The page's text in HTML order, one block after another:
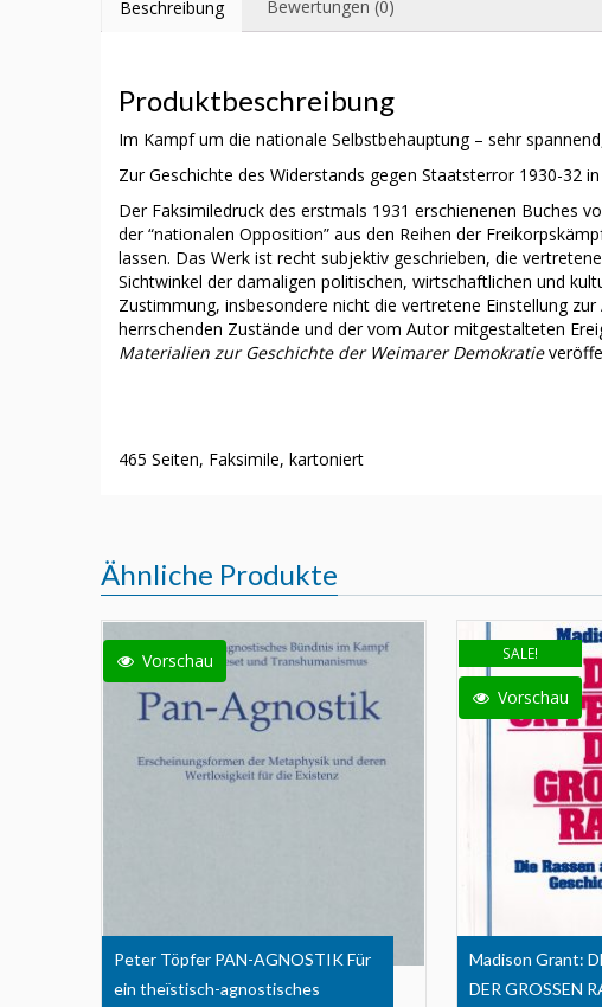
Beschreibung Bewertungen (0)
Produktbeschreibung
Im Kampf um die nationale Selbstbehauptung – sehr
Zur Geschichte des Widerstands gegen Staatsterror 1930-32
Der Faksimiledruck des erstmals 1931 erschienenen Buches
der “nationalen Opposition” aus den Reihen der
lassen. Das Werk ist recht subjektiv geschrieben, die
Sichtwinkel der damaligen politischen, wirtschaftlichen und
Zustimmung, insbesondere nicht die vertretene Einstellung
herrschenden Zustände und der vom Autor mitgestalteten
Materialien zur Geschichte der Weimarer Demokratie
465 Seiten, Faksimile, kartoniert
Ähnliche Produkte
Vorschau
Peter Töpfer PAN-AGNOSTIK Für
ein theïstisch-agnostisches
SALE!
Vorschau
Madison Grant:
DER GROSSEN